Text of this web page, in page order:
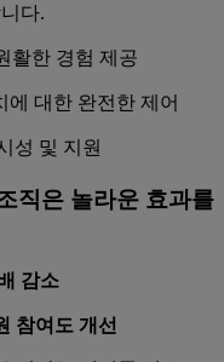
다.
활한 경험 제공
에 대한 완전한 제어
성 및 지원
직은 놀라운 효과를
감소
참여도 개선